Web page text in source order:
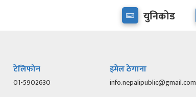
युनिकोड
टेलिफोन
01-5902630
इमेल ठेगाना
info.nepalipublic@gmail.com